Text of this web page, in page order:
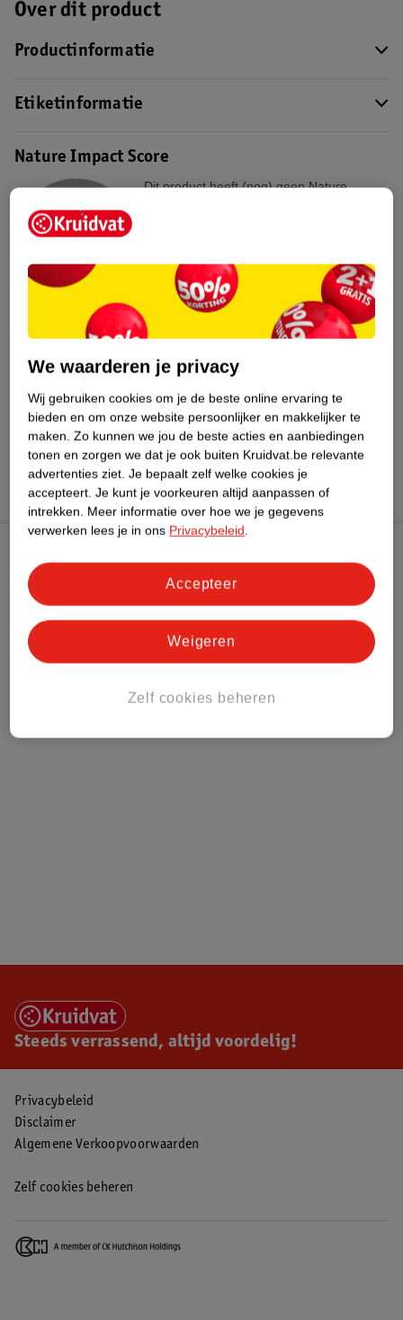
Over dit product
Productinformatie
Etiketinformatie
Nature Impact Score
Dit product heeft (nog) geen Nature
Bestel & Bezorginformatie
Bekijk ook
MeerRexona Alle Deospray
Hoe controleren wij de reviews?
Kruidvat Club
Over Kruidvat
Steeds verrassend, altijd voordelig!
Privacybeleid
Disclaimer
Algemene Verkoopvoorwaarden
Zelf cookies beheren
We waarderen je privacy
Wij gebruiken cookies om je de beste online ervaring te
bieden en om onze website persoonlijker en makkelijker te
maken. Zo kunnen we jou de beste acties en aanbiedingen
tonen en zorgen we dat je ook buiten Kruidvat.be relevante
advertenties ziet. Je bepaalt zelf welke cookies je
accepteert. Je kunt je voorkeuren altijd aanpassen of
intrekken. Meer informatie over hoe we je gegevens
verwerken lees je in ons Privacybeleid.
Zelf cookies beheren
Weigeren
Accepteer